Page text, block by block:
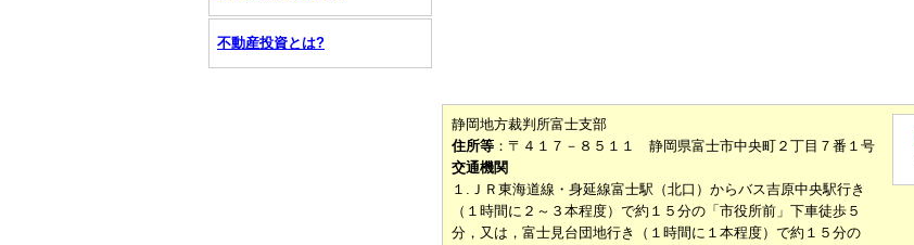
静岡地方裁判所富士支部
住所等 ：〒４１７－８５１１ 静岡県富士市中央町２丁目７番１号
交通機関
１.ＪＲ東海道線・身延線富士駅（北口）からバス吉原中央駅行き
（１時間に２～３本程度）で約１５分の「市役所前」下車徒歩５
分，又は，富士見台団地行き（１時間に１本程度）で約１５分の
不動産投資とは?